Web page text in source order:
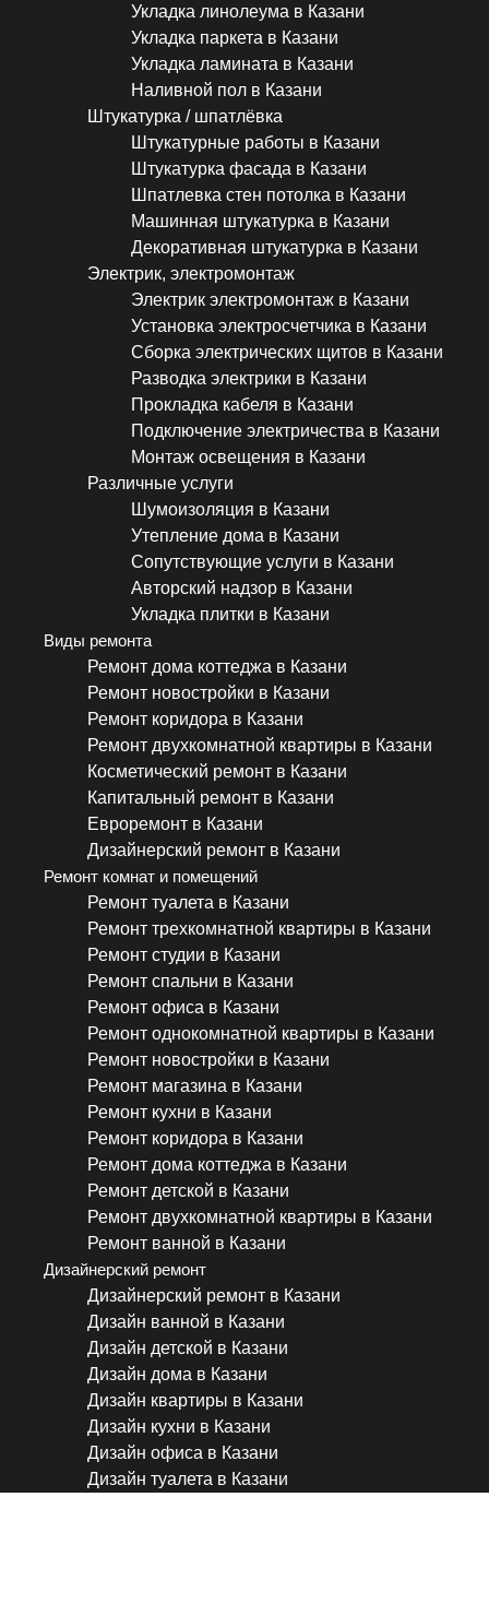
Укладка линолеума в Казани
Укладка паркета в Казани
Укладка ламината в Казани
Наливной пол в Казани
Штукатурка / шпатлёвка
Штукатурные работы в Казани
Штукатурка фасада в Казани
Шпатлевка стен потолка в Казани
Машинная штукатурка в Казани
Декоративная штукатурка в Казани
Электрик, электромонтаж
Электрик электромонтаж в Казани
Установка электросчетчика в Казани
Сборка электрических щитов в Казани
Разводка электрики в Казани
Прокладка кабеля в Казани
Подключение электричества в Казани
Монтаж освещения в Казани
Различные услуги
Шумоизоляция в Казани
Утепление дома в Казани
Сопутствующие услуги в Казани
Авторский надзор в Казани
Укладка плитки в Казани
Виды ремонта
Ремонт дома коттеджа в Казани
Ремонт новостройки в Казани
Ремонт коридора в Казани
Ремонт двухкомнатной квартиры в Казани
Косметический ремонт в Казани
Капитальный ремонт в Казани
Евроремонт в Казани
Дизайнерский ремонт в Казани
Ремонт комнат и помещений
Ремонт туалета в Казани
Ремонт трехкомнатной квартиры в Казани
Ремонт студии в Казани
Ремонт спальни в Казани
Ремонт офиса в Казани
Ремонт однокомнатной квартиры в Казани
Ремонт новостройки в Казани
Ремонт магазина в Казани
Ремонт кухни в Казани
Ремонт коридора в Казани
Ремонт дома коттеджа в Казани
Ремонт детской в Казани
Ремонт двухкомнатной квартиры в Казани
Ремонт ванной в Казани
Дизайнерский ремонт
Дизайнерский ремонт в Казани
Дизайн ванной в Казани
Дизайн детской в Казани
Дизайн дома в Казани
Дизайн квартиры в Казани
Дизайн кухни в Казани
Дизайн офиса в Казани
Дизайн туалета в Казани